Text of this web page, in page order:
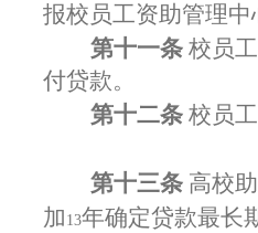
报校员工资助管理中
第十一条校员
付贷款。
第十二条校员工
第十三条高校
加 13年确定贷款最长